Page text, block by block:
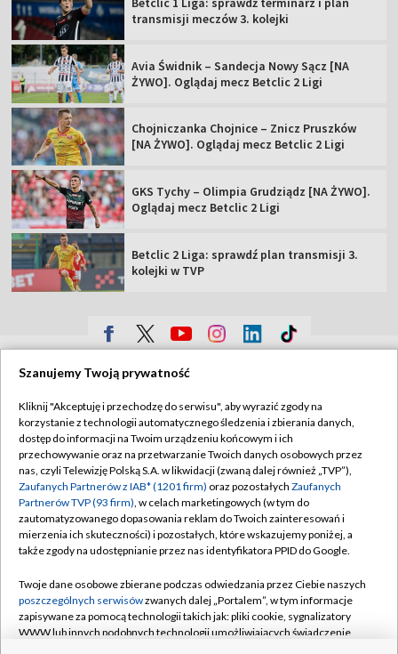
transmisji meczów 3. kolejki
Avia Świdnik – Sandecja Nowy Sącz [NA
ŻYWO]. Oglądaj mecz Betclic 2 Ligi
Chojniczanka Chojnice – Znicz Pruszków
[NA ŻYWO]. Oglądaj mecz Betclic 2 Ligi
GKS Tychy – Olimpia Grudziądz [NA ŻYWO].
Oglądaj mecz Betclic 2 Ligi
Betclic 2 Liga: sprawdź plan transmisji 3.
kolejki w TVP
Sklep TVP
Biuro Reklamy
Oferta Handlowa
Telegazeta ogłoszenia
Emisja w TVP
Ogłoszenia przetargowe
Akademia Telewizyjna
Polityka prywatności
Moje zgody
Biuro reklamy
Kontakt
©2026 Telewizja Polska Spółka Akcyjna w likwidacji
Szanujemy Twoją prywatność
Kliknij "Akceptuję i przechodzę do serwisu", aby wyrazić zgody na
korzystanie z technologii automatycznego śledzenia i zbierania danych,
dostęp do informacji na Twoim urządzeniu końcowym i ich
przechowywanie oraz na przetwarzanie Twoich danych osobowych przez
nas, czyli Telewizję Polską S.A. w likwidacji (zwaną dalej również „TVP”),
Zaufanych Partnerów z IAB* (1201 firm) oraz pozostałych Zaufanych
Partnerów TVP (93 firm), w celach marketingowych (w tym do
zautomatyzowanego dopasowania reklam do Twoich zainteresowań i
mierzenia ich skuteczności) i pozostałych, które wskazujemy poniżej, a
także zgody na udostępnianie przez nas identyfikatora PPID do Google.
Twoje dane osobowe zbierane podczas odwiedzania przez Ciebie naszych
poszczególnych serwisówzwanych dalej „Portalem”, w tym informacje
zapisywane za pomocą technologii takich jak: pliki cookie, sygnalizatory
WWW lub innych podobnych technologii umożliwiających świadczenie